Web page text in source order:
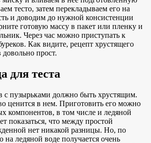
тесто, затем перекладываем его на
и доводим до нужной консистенции
готовую массу в пакет или пленку и
Через час можно приступать к
Как видите, рецепт хрустящего
довольно прост.
для теста
с пузырьками должно быть хрустящим.
ценится в нем. Приготовить его можно
компонентов, в том числе и ледяной
показаться, что между простой
нет никакой разницы. Но, по
на ледяной воде получается очень